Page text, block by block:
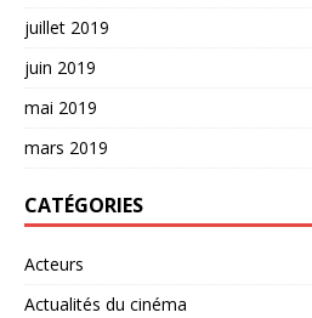
juillet 2019
juin 2019
mai 2019
mars 2019
CATÉGORIES
Acteurs
Actualités du cinéma